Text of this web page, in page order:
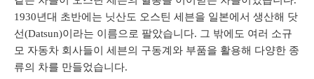
1930년대 초반에는 닛산도 오스틴 세븐을 일본에서 생산해 닷
선(Datsun)이라는 이름으로 팔았습니다. 그 밖에도 여러 소규
모 자동차 회사들이 세븐의 구동계와 부품을 활용해 다양한 종
류의 차를 만들었습니다.